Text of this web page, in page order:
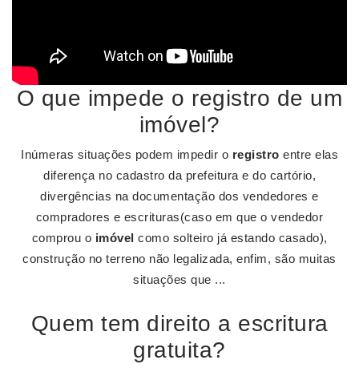
O que impede o registro de um
imóvel?
Inúmeras situações podem impedir o registro entre elas
diferença no cadastro da prefeitura e do cartório,
divergências na documentação dos vendedores e
compradores e escrituras(caso em que o vendedor
comprou o imóvel como solteiro já estando casado),
construção no terreno não legalizada, enfim, são muitas
situações que ...
Quem tem direito a escritura
gratuita?